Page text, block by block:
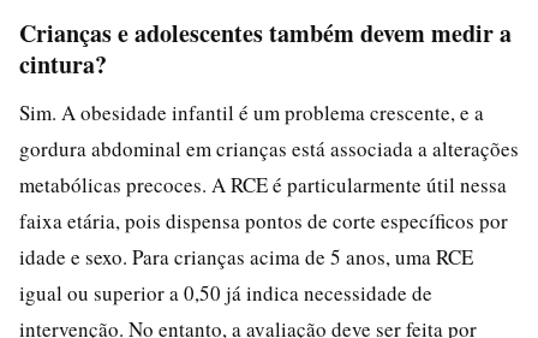
Crianças e adolescentes também devem medir a
cintura?
Sim. A obesidade infantil é um problema crescente, e a
gordura abdominal em crianças está associada a alterações
metabólicas precoces. A RCE é particularmente útil nessa
faixa etária, pois dispensa pontos de corte específicos por
idade e sexo. Para crianças acima de 5 anos, uma RCE
igual ou superior a 0,50 já indica necessidade de
intervenção. No entanto, a avaliação deve ser feita por